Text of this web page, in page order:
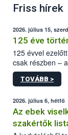
Friss hírek
2026. július 15,
125 éve
125 évvel
csak részben –
állomás a Kis
tervezett új
TOVÁBB >
2026. július 6, hétfő
Az ebek
szakértők